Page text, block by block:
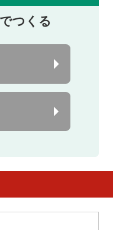
つくる